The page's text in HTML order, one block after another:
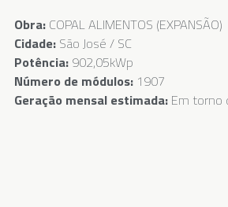
Obra:COPAL ALIMENTOS (EXPANSÃO)
Cidade:São José / SC
Potência:902,05kWp
Número de módulos:1907
Geração mensal estimada:Em torno